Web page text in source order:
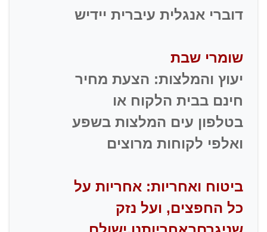
דוברי אנגלית עיברית יידיש
שומרי שבת
יעוץ והמלצות: הצעת מחיר
חינם בבית הלקוח או
בטלפון עים המלצות בשפע
ואלפי לקוחות מרוצים
ביטוח ואחריות: אחריות על
כל החפצים, ועל נזק